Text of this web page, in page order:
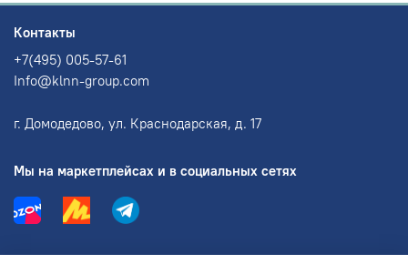
Контакты
+7(495) 005-57-61
Info@klnn-group.com
г. Домодедово, ул. Краснодарская, д. 17
Мы на маркетплейсах и в социальных сетях